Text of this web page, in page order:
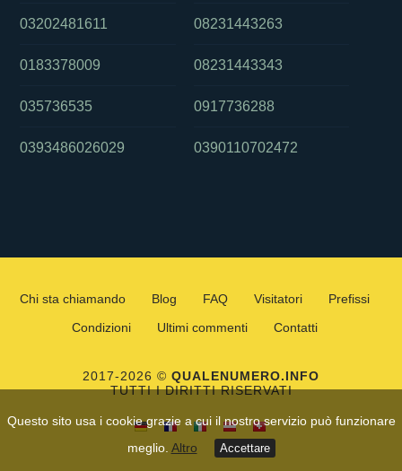
Questo sito usa i cookie grazie a cui il nostro servizio può funzionare
meglio. Altro Accettare
03202481611
0183378009
035736535
0393486026029
08231443263
08231443343
0917736288
0390110702472
Chi sta chiamando Blog FAQ Visitatori
Prefissi
Condizioni
Ultimi commenti Contatti
2017-2026 © QUALENUMERO.INFO
TUTTI I DIRITTI RISERVATI